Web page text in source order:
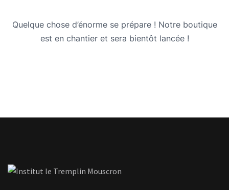
Quelque chose d’énorme se prépare ! Notre boutique
est en chantier et sera bientôt lancée !